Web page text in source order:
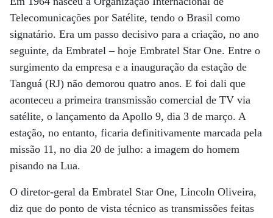
Telecomunicações por Satélite, tendo o Brasil como
signatário. Era um passo decisivo para a criação, no ano
seguinte, da Embratel – hoje Embratel Star One. Entre o
surgimento da empresa e a inauguração da estação de
Tanguá (RJ) não demorou quatro anos. E foi dali que
aconteceu a primeira transmissão comercial de TV via
satélite, o lançamento da Apollo 9, dia 3 de março. A
estação, no entanto, ficaria definitivamente marcada pela
missão 11, no dia 20 de julho: a imagem do homem
pisando na Lua.
O diretor-geral da Embratel Star One, Lincoln Oliveira,
diz que do ponto de vista técnico as transmissões feitas